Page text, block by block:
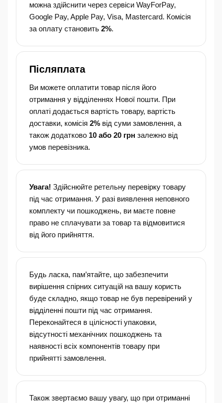
можна здійснити через сервіси WayForPay,
Google Pay, Apple Pay, Visa, Mastercard. Комісія
за оплату становить 2%.
Післяплата
Ви можете оплатити товар після його
отримання у відділеннях Нової пошти. При
оплаті додається вартість товару, вартість
доставки, комісія 2% від суми замовлення, а
також додатково 10 або 20 грн залежно від
умов перевізника.
Увага! Здійснюйте ретельну перевірку товару
під час отримання. У разі виявлення неповного
комплекту чи пошкоджень, ви маєте повне
право не сплачувати за товар та відмовитися
від його прийняття.
Будь ласка, пам’ятайте, що забезпечити
вирішення спірних ситуацій на вашу користь
буде складно, якщо товар не був перевірений у
відділенні пошти під час отримання.
Переконайтеся в цілісності упаковки,
відсутності механічних пошкоджень та
наявності всіх компонентів товару при
прийнятті замовлення.
Також звертаємо вашу увагу, що при отриманні